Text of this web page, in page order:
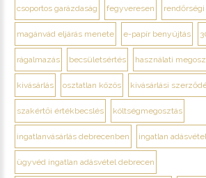
csoportos garázdaság fegyveresen
magánvád eljárás menete e-papír benyújtás
rágalmazás becsületsértés használati
kivásárlás osztatlan közös kivásárlási
szakértői értékbecslés költségmegosztás
ingatlanvásárlás debrecenben ingatlan
ügyvéd ingatlan adásvétel debrecen